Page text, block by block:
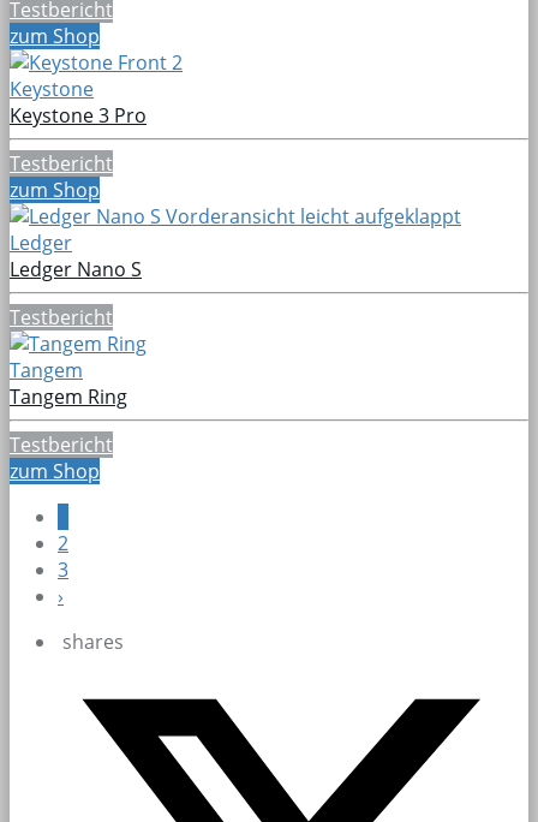
Testbericht
zum Shop
Keystone
Keystone 3 Pro
Testbericht
zum Shop
Ledger
Ledger Nano S
Testbericht
Tangem
Tangem Ring
Testbericht
zum Shop
2
3
›
shares